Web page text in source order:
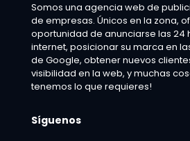
Somos una agencia web de
de empresas. Únicos en la zona,
oportunidad de anunciarse las 24
internet, posicionar su marca en
de Google, obtener nuevos
visibilidad en la web, y muchas
tenemos lo que requieres!
Síguenos